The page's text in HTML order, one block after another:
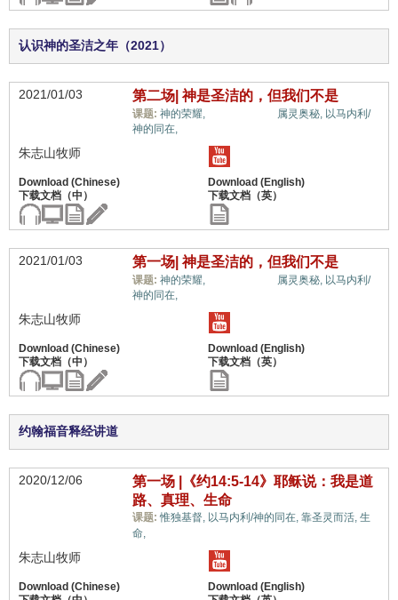
认识神的圣洁之年（2021）
2021/01/03 第二场| 神是圣洁的，但我们不是
课题: 神的荣耀, 属灵奥秘, 以马内利/
神的同在,
朱志山牧师
2021/01/03 第一场| 神是圣洁的，但我们不是
课题: 神的荣耀, 属灵奥秘, 以马内利/
神的同在,
朱志山牧师
约翰福音释经讲道
2020/12/06
第一场 |《约14:5-14》耶稣说：我是道
路、真理、生命
课题:惟独基督, 以马内利/神的同在, 靠圣灵而活, 生
命,
朱志山牧师